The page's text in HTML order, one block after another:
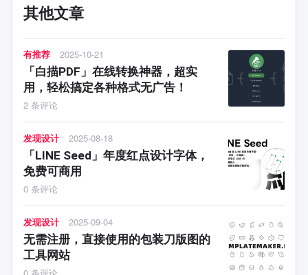
其他文章
有推荐 2025-10-21
「白描PDF」在线转换神器，超实
用，轻松搞定各种格式无广告！
2 条评论
发现设计 2025-08-18
「LINE Seed」年度红点设计字体，
免费可商用
0 条评论
发现设计 2025-09-04
无需注册，直接使用的包装刀版图的
工具网站
0 条评论